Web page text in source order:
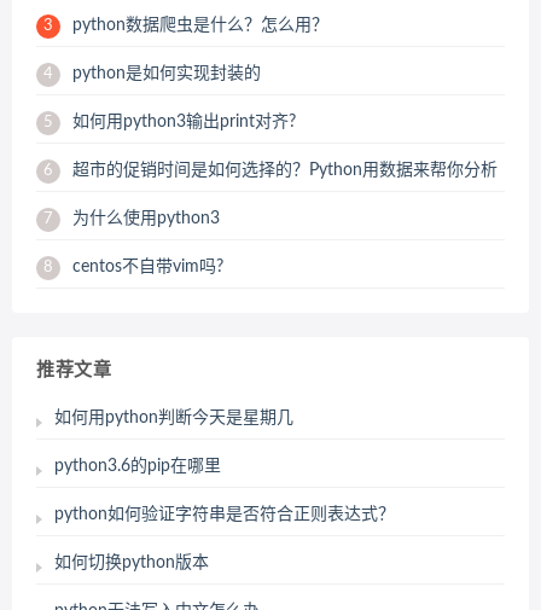
3 python数据爬虫是什么？怎么用？
4 python是如何实现封装的
5 如何用python3输出print对齐?
6 超市的促销时间是如何选择的？Python用数据来帮你分析
7 为什么使用python3
8 centos不自带vim吗?
推荐文章
如何用python判断今天是星期几
python3.6的pip在哪里
python如何验证字符串是否符合正则表达式？
如何切换python版本